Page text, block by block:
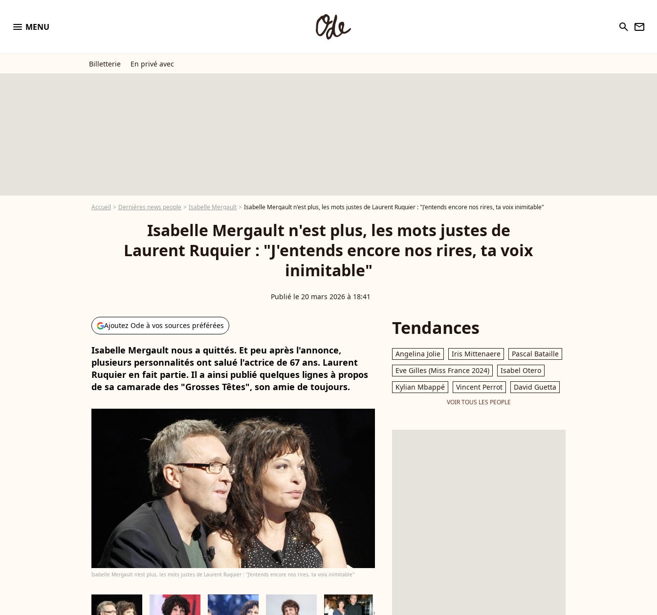
menu MENU search newsletter
Billetterie En privé avec
Accueil Dernières news people Isabelle Mergault Isabelle Mergault n'est plus, les mots justes de Laurent Ruquier : "J'entends encore nos rires, ta voix inimitable"
Isabelle Mergault n'est plus, les mots justes de
Laurent Ruquier : "J'entends encore nos rires, ta voix
inimitable"
Publié le 20 mars 2026 à 18:41
Ajoutez Ode à vos sources préférées
Isabelle Mergault nous a quittés. Et peu après l'annonce,
plusieurs personnalités ont salué l'actrice de 67 ans. Laurent
Ruquier en fait partie. Il a ainsi publié quelques lignes à propos
de sa camarade des "Grosses Têtes", son amie de toujours.
Isabelle Mergault n'est plus, les mots justes de Laurent Ruquier : "J'entends encore nos rires, ta voix inimitable"
Tendances
Angelina Jolie Iris Mittenaere
Pascal Bataille
Eve Gilles (Miss France 2024)
Isabel Otero
Kylian Mbappé
Vincent Perrot David Guetta
VOIR TOUS LES PEOPLE